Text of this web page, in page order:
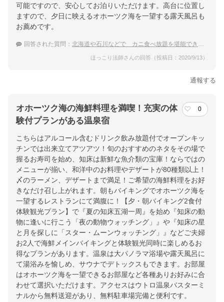
ホテル詳細を詳しく見る
可能ですので、安心してお泊りいただけます。高台に位置し
ますので、夕日に映えるオホーツク海を一望する露天風呂も
お薦めです。
回答された質問： 北海道や石川などで カニ食べ放題を堪能できるおすすめホテル・温泉旅館は？
ほっこり法師さんの回答（投稿日：2020/9/13）
通報する
オホーツク海の海鮮料理を満喫！充実の体
験付プランがある温泉宿
0
こちらはアルコール含むドリンク飲み放題付でオープンキッ
チンでは出来立てアツアツ！旬のおすすめのネタをその場で
握るお寿司を始め、知床は新鮮な魚介類の宝庫！ならではの
メニューが揃い、和洋中のお料理やデザートが80種類以上！
〆のラーメン、デザートまで満足！ご希望の海鮮料理をお好
きなだけ召し上がれます。朝もバイキングでオホーツク海を
一望するレストランにて満腹に！【夕・朝バイキング2食付
体験観光プラン】で『夏の知床五湖一周』を始め『知床の動
物に逢いに行こう「夜の動物ウォッチング」』や『知床の星
と月を探しに「スター・ムーンウォッチング」』などご夫婦
お2人で海鮮メインバイキングと体験観光同時に楽しめるお
得なプランがあります。温泉は大パノラマ浴場や露天風呂に
て湯浴みを愉しめ、サウナでデトックスもできます。お部屋
はオホーツク海を一望できるお部屋など各種ありお好みに合
わせて選択いただけます。アクセスはウトロ温泉バスターミ
ナルから無料送迎があり、無料駐車場完備と便利です。